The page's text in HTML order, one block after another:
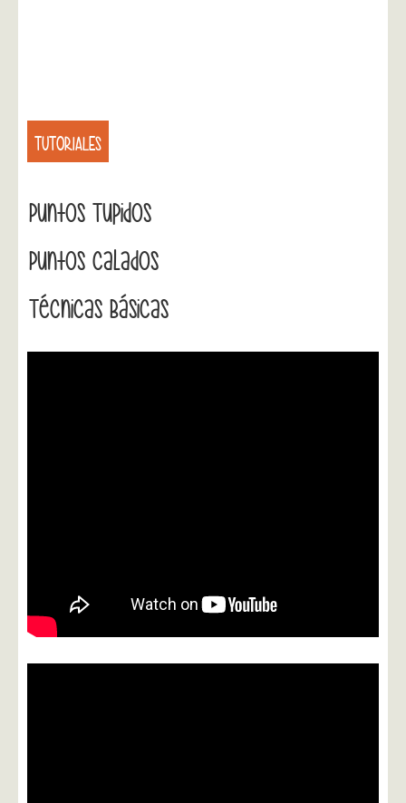
TUTORIALES
Puntos Tupidos
Puntos Calados
Técnicas Básicas